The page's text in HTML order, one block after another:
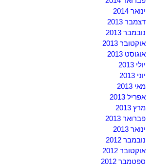
ינואר 2014
דצמבר 2013
נובמבר 2013
אוקטובר 2013
אוגוסט 2013
יולי 2013
יוני 2013
מאי 2013
אפריל 2013
מרץ 2013
פברואר 2013
ינואר 2013
נובמבר 2012
אוקטובר 2012
ספטמבר 2012